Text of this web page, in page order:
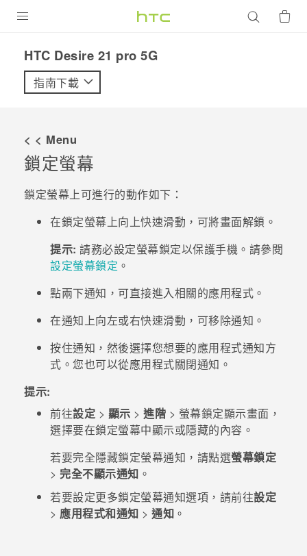
VIVE
配件
焦點訊息
校園專案
企業採購
銷售門市
銷售通路
支援服務
HTC Desire 21 pro 5G‎
指南下載
< < Menu
鎖定螢幕
鎖定螢幕上可進行的動作如下：
在鎖定螢幕上向上快速滑動，可將畫面解鎖。
提示: 請務必設定螢幕鎖定以保護手機。請參閱
設定螢幕鎖定 。
點兩下通知，可直接進入相關的應用程式。
在通知上向左或右快速滑動，可移除通知。
按住通知，然後選擇您想要的應用程式通知方
式。您也可以從應用程式關閉通知。
提示:
前往設定 > 顯示 > 進階 > 螢幕鎖定顯示畫面 ，
選擇要在鎖定螢幕中顯示或隱藏的內容。
若要完全隱藏鎖定螢幕通知，請點選螢幕鎖定
> 完全不顯示通知 。
若要設定更多鎖定螢幕通知選項，請前往設定
> 應用程式和通知 > 通知 。